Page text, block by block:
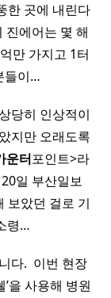
한 곳에 내린다
진에어는 몇 해
만 가지고 1터
들이…
당히 인상적이
지만 오래도록
운터포인트>라
일 부산일보
보았던 걸로 기
령…
다. ​ 이번 현장
을 사용해 병원